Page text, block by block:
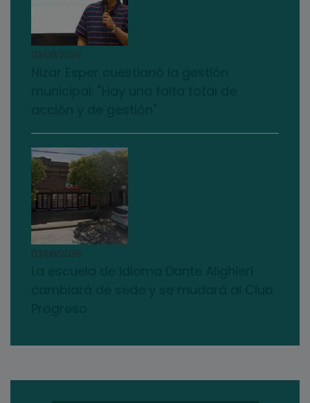
03/08/2026
03/08/2026